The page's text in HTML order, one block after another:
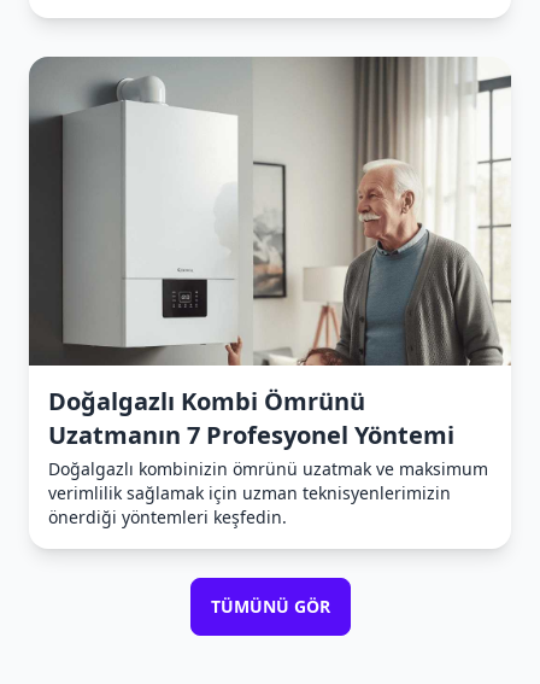
Doğalgazlı Kombi Ömrünü
Uzatmanın 7 Profesyonel Yöntemi
Doğalgazlı kombinizin ömrünü uzatmak ve maksimum
verimlilik sağlamak için uzman teknisyenlerimizin
önerdiği yöntemleri keşfedin.
TÜMÜNÜ GÖR